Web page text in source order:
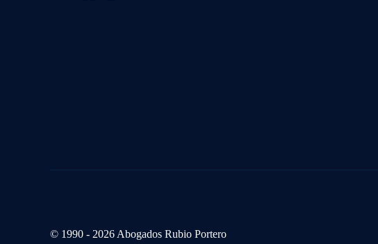
© 1990 - 2026 Abogados Rubio Portero